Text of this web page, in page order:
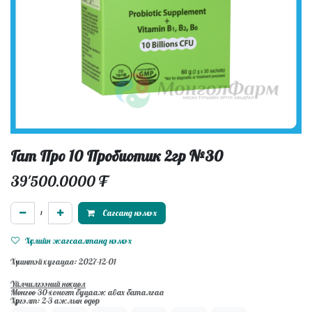
Гат Про 10 Пробиотик 2гр №30
39'500.0000₮
Сагсанд нэмэх
Хүслийн жагсаалтанд нэмэх
Хүчинтэй хугацаа: 2027-12-01
Үйлчилгээний нөхцөл
Мөнгөө 30-хоногт буцааж авах баталгаа
Хүргэлт: 2-3 ажлын өдөр